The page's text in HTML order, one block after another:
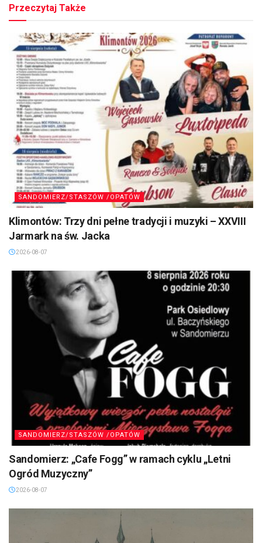
Przeczytaj Także
SANDOMIERZ/STASZÓW /OPATÓW
Klimontów: Trzy dni pełne tradycji i muzyki – XXVIII
Jarmark na św. Jacka
2026-08-07
SANDOMIERZ/STASZÓW /OPATÓW
Sandomierz: „Cafe Fogg” w ramach cyklu „Letni
Ogród Muzyczny”
2026-08-07